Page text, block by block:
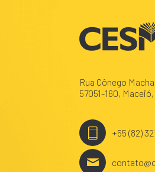
Rua Cônego
57051-160,
+55 (82)